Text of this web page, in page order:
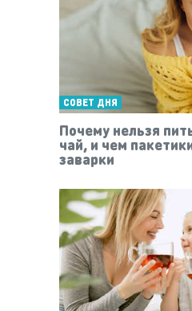
СОВЕТ ДНЯ
Почему нельзя
чай, и чем
заварки